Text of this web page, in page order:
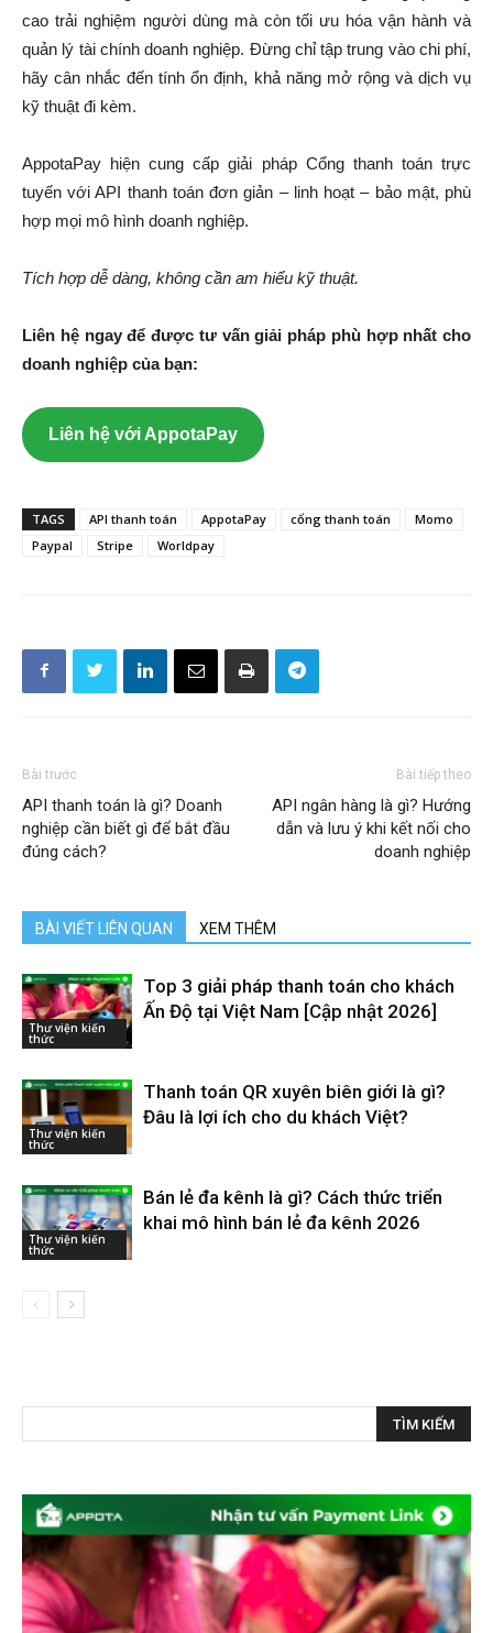
cao trải nghiệm người dùng mà còn tối ưu hóa vận hành và
quản lý tài chính doanh nghiệp. Đừng chỉ tập trung vào chi phí,
hãy cân nhắc đến tính ổn định, khả năng mở rộng và dịch vụ
kỹ thuật đi kèm.
AppotaPay hiện cung cấp giải pháp Cổng thanh toán trực
tuyến với API thanh toán đơn giản – linh hoạt – bảo mật, phù
hợp mọi mô hình doanh nghiệp.
Tích hợp dễ dàng, không cần am hiểu kỹ thuật.
Liên hệ ngay để được tư vấn giải pháp phù hợp nhất cho
doanh nghiệp của bạn:
Liên hệ với AppotaPay
TAGS API thanh toán AppotaPay cổng thanh toán
Momo
Paypal
Stripe Worldpay
Bài trước
API thanh toán là gì? Doanh
nghiệp cần biết gì để bắt đầu
đúng cách?
Bài tiếp theo
API ngân hàng là gì? Hướng
dẫn và lưu ý khi kết nối cho
doanh nghiệp
BÀI VIẾT LIÊN QUAN XEM THÊM
Thư viện kiến
thức
Top 3 giải pháp thanh toán cho khách
Ấn Độ tại Việt Nam [Cập nhật 2026]
Thư viện kiến
thức
Thanh toán QR xuyên biên giới là gì?
Đâu là lợi ích cho du khách Việt?
Thư viện kiến
thức
Bán lẻ đa kênh là gì? Cách thức triển
khai mô hình bán lẻ đa kênh 2026